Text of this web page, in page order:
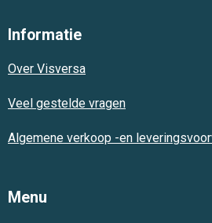
b
o
s
p
m
Informatie
Over Visversa
Veel gestelde vragen
Algemene verkoop -en
Menu